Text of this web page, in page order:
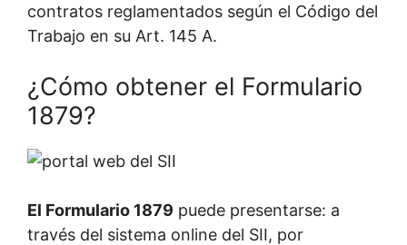
contratos reglamentados según el Código del
Trabajo en su Art. 145 A.
¿Cómo obtener el Formulario
1879?
El Formulario 1879 puede presentarse: a
través del sistema online del SII, por